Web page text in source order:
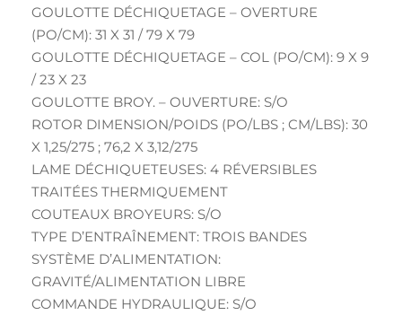
GOULOTTE DÉCHIQUETAGE – OVERTURE
(PO/CM): 31 X 31 / 79 X 79
GOULOTTE DÉCHIQUETAGE – COL (PO/CM): 9 X 9
/ 23 X 23
GOULOTTE BROY. – OUVERTURE: S/O
ROTOR DIMENSION/POIDS (PO/LBS ; CM/LBS): 30
X 1,25/275 ; 76,2 X 3,12/275
LAME DÉCHIQUETEUSES: 4 RÉVERSIBLES
TRAITÉES THERMIQUEMENT
COUTEAUX BROYEURS: S/O
TYPE D’ENTRAÎNEMENT: TROIS BANDES
SYSTÈME D’ALIMENTATION:
GRAVITÉ/ALIMENTATION LIBRE
COMMANDE HYDRAULIQUE: S/O